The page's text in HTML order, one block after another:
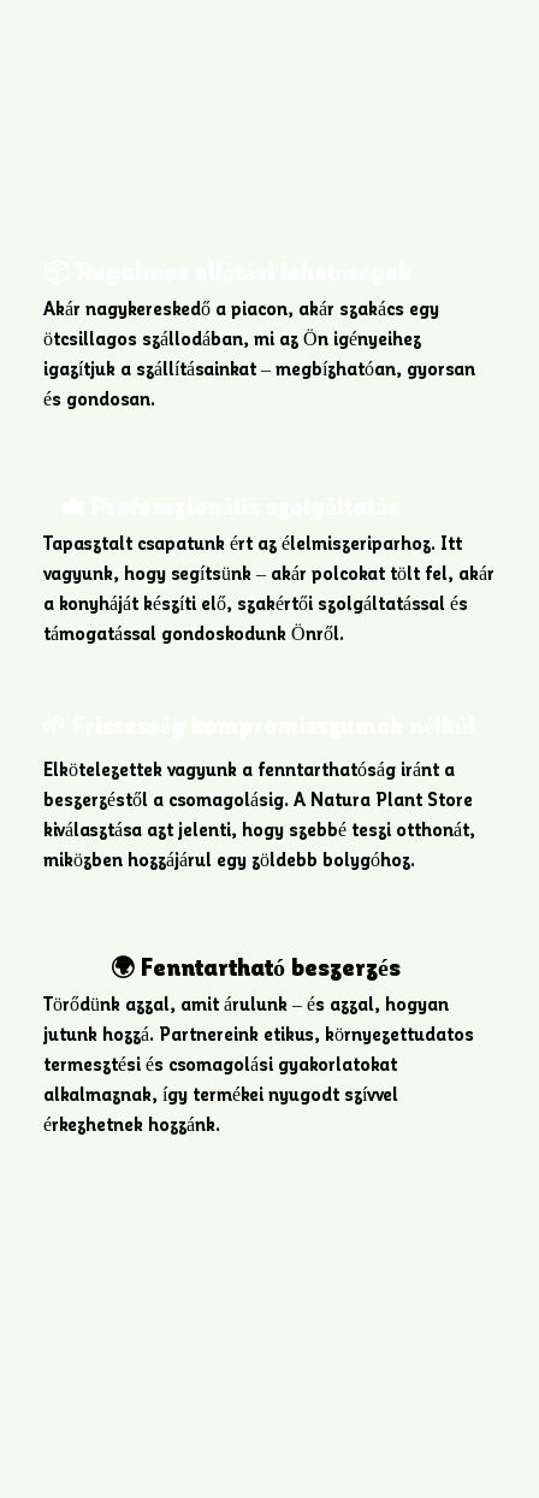
Akár nagykereskedő a piacon, akár szakács egy
ötcsillagos szállodában, mi az Ön igényeihez
igazítjuk a szállításainkat – megbízhatóan, gyorsan
és gondosan.
Elkötelezettek vagyunk a fenntarthatóság iránt a
beszerzéstől a csomagolásig. A Natura Plant Store
kiválasztása azt jelenti, hogy szebbé teszi otthonát,
miközben hozzájárul egy zöldebb bolygóhoz.
🌍 Fenntartható beszerzés
Törődünk azzal, amit árulunk – és azzal, hogyan
jutunk hozzá. Partnereink etikus, környezettudatos
termesztési és csomagolási gyakorlatokat
alkalmaznak, így termékei nyugodt szívvel
érkezhetnek hozzánk.
Tapasztalt csapatunk ért az élelmiszeriparhoz. Itt
vagyunk, hogy segítsünk – akár polcokat tölt fel, akár
a konyháját készíti elő, szakértői szolgáltatással és
támogatással gondoskodunk Önről.